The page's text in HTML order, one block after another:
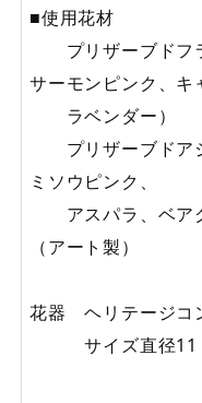
■使用花材
プリザーブドフ
サーモンピンク、キ
ラベンダー）
プリザーブドア
ミソウピンク、
アスパラ、ベア
（アート製）
花器 ヘリテージコ
サイズ直径11